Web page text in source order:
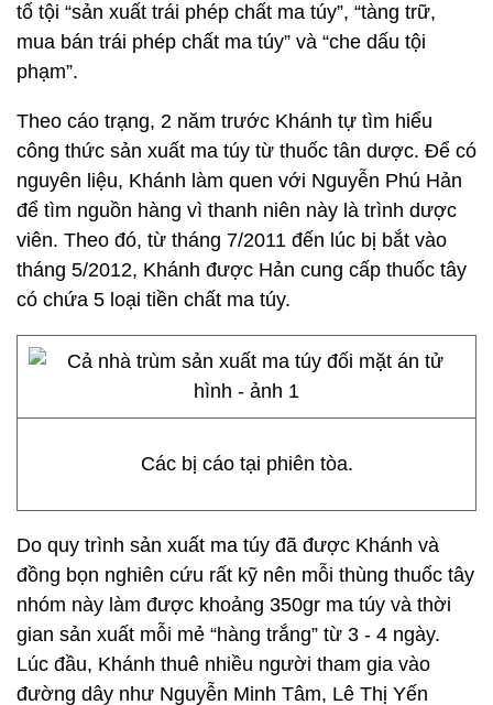
tố tội “sản xuất trái phép chất ma túy”, “tàng trữ,
mua bán trái phép chất ma túy” và “che dấu tội
phạm”.
Theo cáo trạng, 2 năm trước Khánh tự tìm hiểu
công thức sản xuất ma túy từ thuốc tân dược. Để có
nguyên liệu, Khánh làm quen với Nguyễn Phú Hản
để tìm nguồn hàng vì thanh niên này là trình dược
viên. Theo đó, từ tháng 7/2011 đến lúc bị bắt vào
tháng 5/2012, Khánh được Hản cung cấp thuốc tây
có chứa 5 loại tiền chất ma túy.
Các bị cáo tại phiên tòa.
Do quy trình sản xuất ma túy đã được Khánh và
đồng bọn nghiên cứu rất kỹ nên mỗi thùng thuốc tây
nhóm này làm được khoảng 350gr ma túy và thời
gian sản xuất mỗi mẻ “hàng trắng” từ 3 - 4 ngày.
Lúc đầu, Khánh thuê nhiều người tham gia vào
đường dây như Nguyễn Minh Tâm, Lê Thị Yến